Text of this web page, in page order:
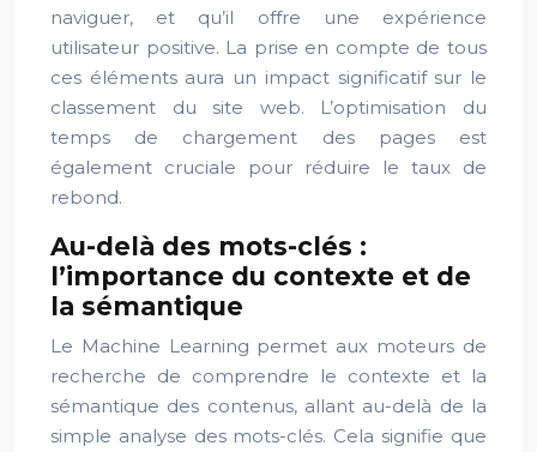
naviguer, et qu’il offre une expérience
utilisateur positive. La prise en compte de tous
ces éléments aura un impact significatif sur le
classement du site web. L’optimisation du
temps de chargement des pages est
également cruciale pour réduire le taux de
rebond.
Au-delà des mots-clés :
l’importance du contexte et de
la sémantique
Le Machine Learning permet aux moteurs de
recherche de comprendre le contexte et la
sémantique des contenus, allant au-delà de la
simple analyse des mots-clés. Cela signifie que